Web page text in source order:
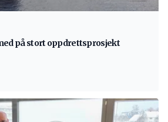
på stort oppdrettsprosjekt